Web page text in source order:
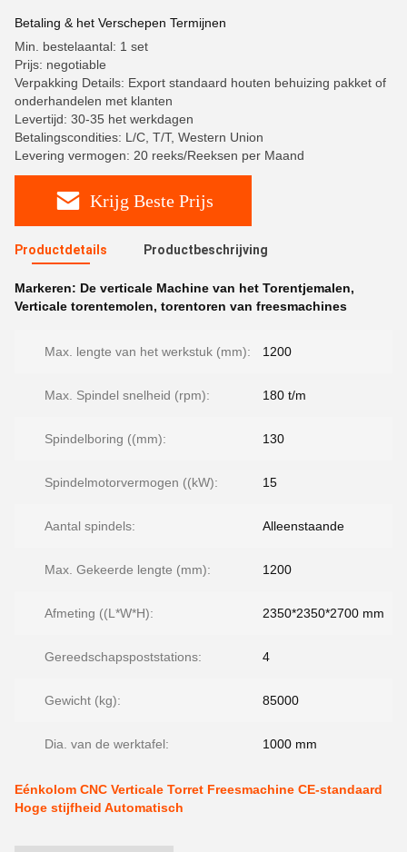
Betaling & het Verschepen Termijnen
Min. bestelaantal: 1 set
Prijs: negotiable
Verpakking Details: Export standaard houten behuizing pakket of
onderhandelen met klanten
Levertijd: 30-35 het werkdagen
Betalingscondities: L/C, T/T, Western Union
Levering vermogen: 20 reeks/Reeksen per Maand
Krijg Beste Prijs
Productdetails Productbeschrijving
Markeren: De verticale Machine van het Torentjemalen,
Verticale torentemolen, torentoren van freesmachines
Max. lengte van het werkstuk (mm): 1200
Max. Spindel snelheid (rpm): 180 t/m
Spindelboring ((mm): 130
Spindelmotorvermogen ((kW): 15
Aantal spindels: Alleenstaande
Max. Gekeerde lengte (mm): 1200
Afmeting ((L*W*H): 2350*2350*2700 mm
Gereedschapspoststations: 4
Gewicht (kg): 85000
Dia. van de werktafel: 1000 mm
Eénkolom CNC Verticale Torret Freesmachine CE-standaard
Hoge stijfheid Automatisch